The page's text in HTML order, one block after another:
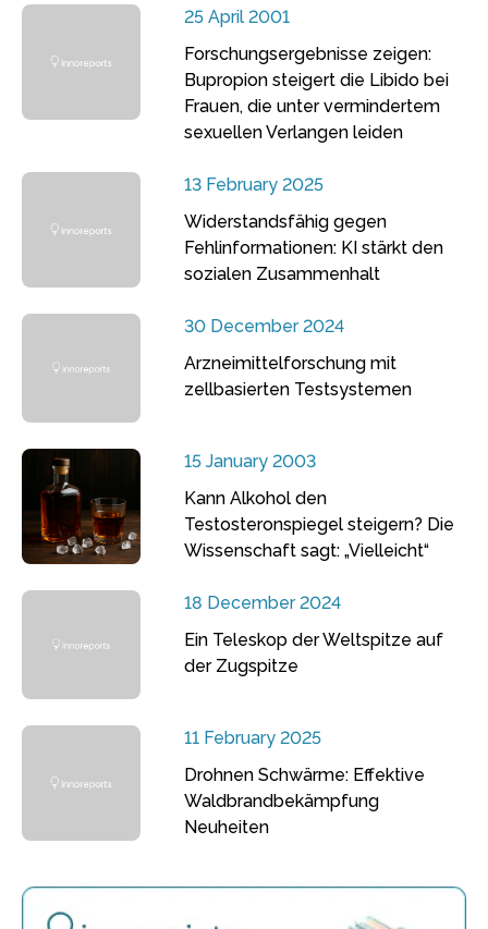
25 April 2001
Forschungsergebnisse zeigen:
Bupropion steigert die Libido bei
Frauen, die unter vermindertem
sexuellen Verlangen leiden
13 February 2025
Widerstandsfähig gegen
Fehlinformationen: KI stärkt den
sozialen Zusammenhalt
30 December 2024
Arzneimittelforschung mit
zellbasierten Testsystemen
15 January 2003
Kann Alkohol den
Testosteronspiegel steigern? Die
Wissenschaft sagt: „Vielleicht“
18 December 2024
Ein Teleskop der Weltspitze auf
der Zugspitze
11 February 2025
Drohnen Schwärme: Effektive
Waldbrandbekämpfung
Neuheiten